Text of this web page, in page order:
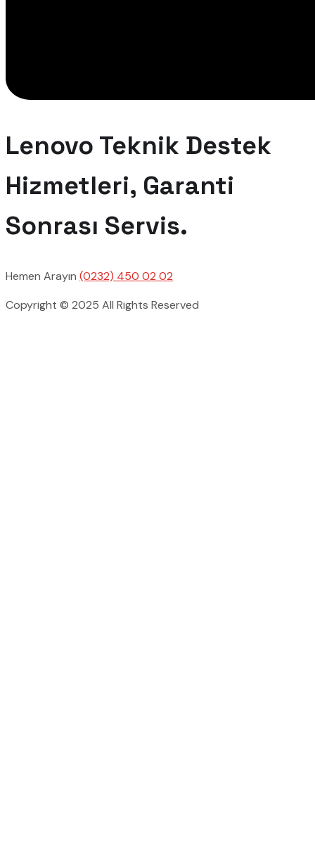
Lenovo Teknik Destek
Hizmetleri, Garanti
Sonrası Servis.
Hemen Arayın (0232) 450 02 02
Copyright © 2025 All Rights Reserved